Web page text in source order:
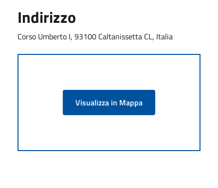
Indirizzo
Corso Umberto I, 93100 Caltanissetta CL, Italia
Visualizza in Mappa